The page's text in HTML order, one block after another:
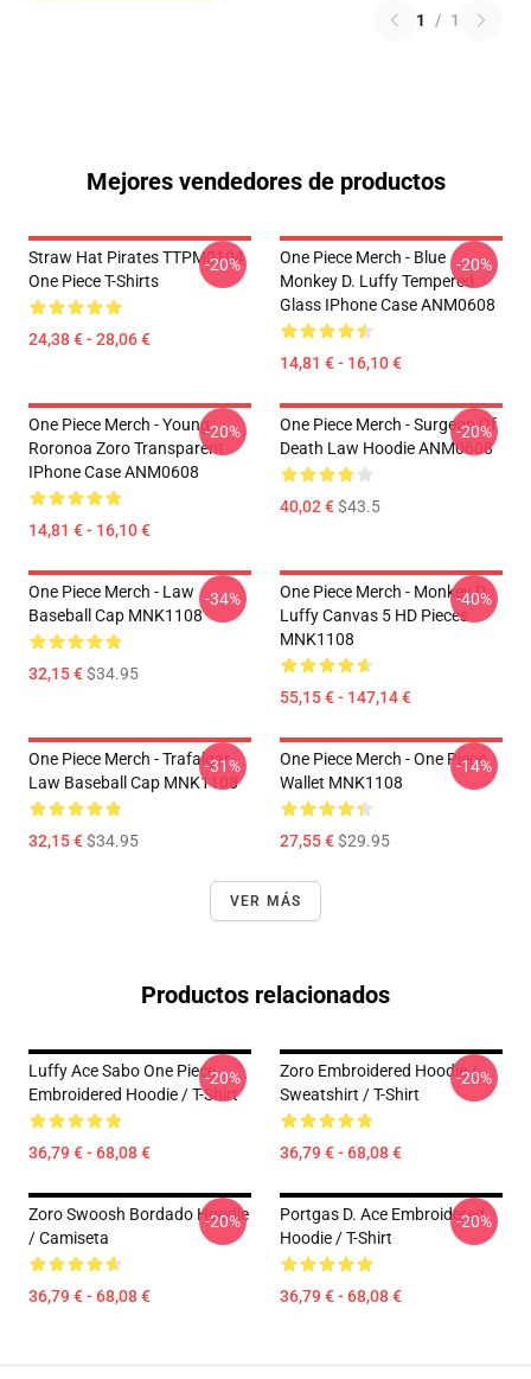
1 / 1
Mejores vendedores de productos
Straw Hat Pirates TTPM0104
One Piece T-Shirts
24,38 € - 28,06 €
-20%
One Piece Merch - Blue
Monkey D. Luffy Tempered
Glass IPhone Case ANM0608
14,81 € - 16,10 €
-20%
One Piece Merch - Young
Roronoa Zoro Transparent
IPhone Case ANM0608
14,81 € - 16,10 €
-20%
One Piece Merch - Surgeon Of
Death Law Hoodie ANM0608
40,02 €$43.5
-20%
One Piece Merch - Law
Baseball Cap MNK1108
32,15 €$34.95
-34%
One Piece Merch - Monkey D.
Luffy Canvas 5 HD Pieces
MNK1108
55,15 € - 147,14 €
-40%
One Piece Merch - Trafalgar
Law Baseball Cap MNK1108
32,15 €$34.95
-31%
One Piece Merch - One Piece
Wallet MNK1108
27,55 €$29.95
-14%
VER MÁS
Productos relacionados
Luffy Ace Sabo One Piece
Embroidered Hoodie / T-Shirt
36,79 € - 68,08 €
-20%
Zoro Embroidered Hoodie /
Sweatshirt / T-Shirt
36,79 € - 68,08 €
-20%
Zoro Swoosh Bordado Hoodie
/ Camiseta
36,79 € - 68,08 €
-20%
Portgas D. Ace Embroidered
Hoodie / T-Shirt
36,79 € - 68,08 €
-20%